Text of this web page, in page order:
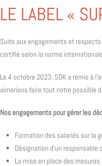
LE LABEL «
Suite aux engagements et
certifié selon la norme
Le 4 octobre 2023, SDK a remis à
aimerions faire tout notre possible
Nos engagements pour gérer les
Formation des salariés sur la
Désignation d’un responsable
La mise en place des